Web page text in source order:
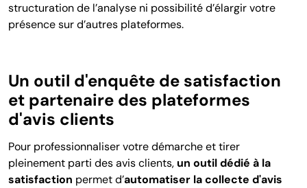
structuration de l’analyse ni possibilité d’élargir votre
présence sur d’autres plateformes.
Un outil d'enquête de satisfaction
et partenaire des plateformes
d'avis clients
Pour professionnaliser votre démarche et tirer
pleinement parti des avis clients, un outil dédié à la
satisfaction permet d’automatiser la collecte d'avis